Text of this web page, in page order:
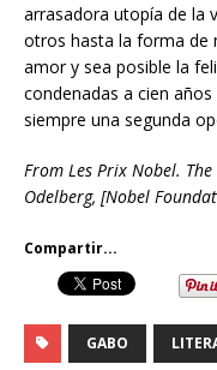
arrasadora utopía de la
otros hasta la forma de
amor y sea posible la
condenadas a cien
siempre una segunda
From Les Prix Nobel.
Odelberg, [Nobel
Compartir...
GABO